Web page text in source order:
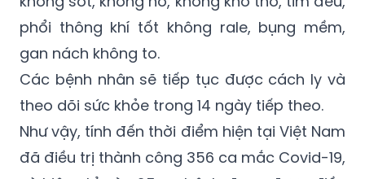
gan nách không to.
Các bệnh nhân sẽ tiếp tục được cách ly và
theo dõi sức khỏe trong 14 ngày tiếp theo.
Như vậy, tính đến thời điểm hiện tại Việt Nam
đã điều trị thành công 356 ca mắc Covid-19,
và hiện chỉ còn 25 ca bệnh đang được điều
trị tại các cơ sở y tế.